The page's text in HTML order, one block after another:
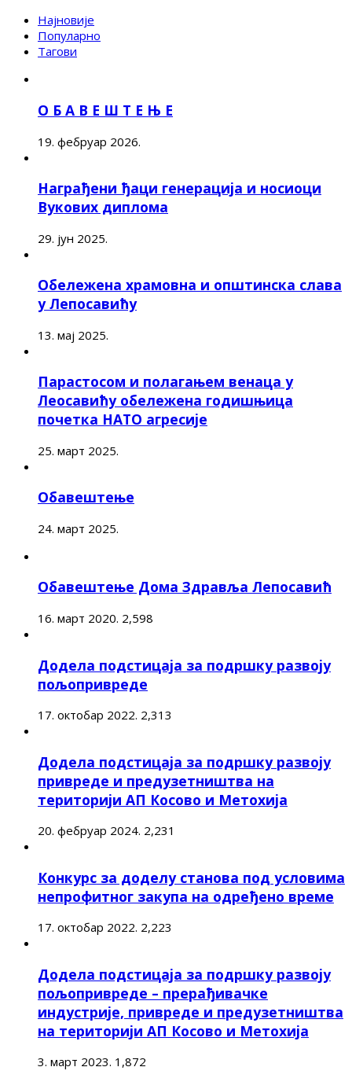
Најновије
Популарно
Тагови
О Б А В Е Ш Т Е Њ Е
19. фебруар 2026.
Награђени ђаци генерација и носиоци
Вукових диплома
29. јун 2025.
Обележена храмовна и општинска слава
у Лепосавићу
13. мај 2025.
Парастосом и полагањем венаца у
Леосавићу обележена годишњица
почетка НАТО агресије
25. март 2025.
Обавештење
24. март 2025.
Обавештење Дома Здравља Лепосавић
16. март 2020. 2,598
Додела подстицаја за подршку развоју
пољопривреде
17. октобар 2022. 2,313
Додела подстицаја за подршку развоју
привреде и предузетништва на
територији АП Косово и Метохија
20. фебруар 2024. 2,231
Конкурс за доделу станова под условима
непрофитног закупа на одређено време
17. октобар 2022. 2,223
Додела подстицаја за подршку развоју
пољопривреде – прерађивачке
индустрије, привреде и предузетништва
на територији АП Косово и Метохија
3. март 2023. 1,872